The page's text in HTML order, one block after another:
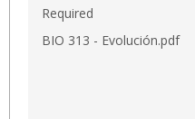
Required
BIO 313 - Evolución.pdf